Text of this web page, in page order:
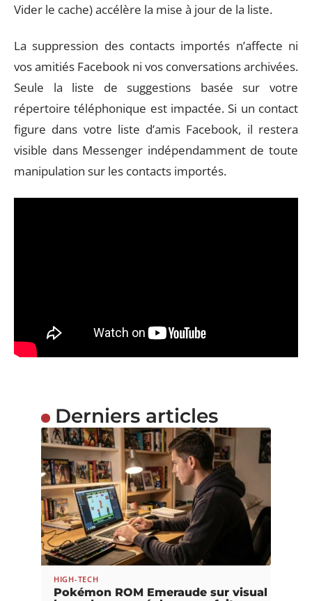
Vider le cache) accélère la mise à jour de la liste.
La suppression des contacts importés n’affecte ni
vos amitiés Facebook ni vos conversations archivées.
Seule la liste de suggestions basée sur votre
répertoire téléphonique est impactée. Si un contact
figure dans votre liste d’amis Facebook, il restera
visible dans Messenger indépendamment de toute
manipulation sur les contacts importés.
Derniers articles
HIGH-TECH
Pokémon ROM Emeraude sur visual